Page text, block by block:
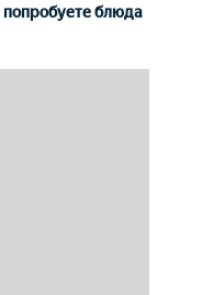
попробуете блюда